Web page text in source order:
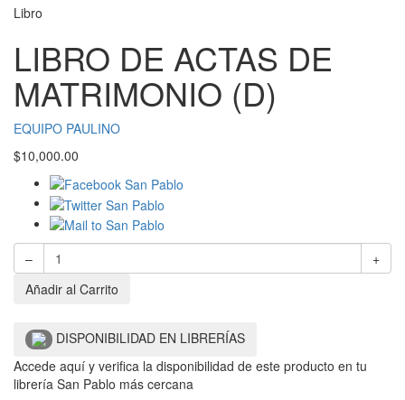
Libro
LIBRO DE ACTAS DE
MATRIMONIO (D)
EQUIPO PAULINO
$10,000.00
–
+
Añadir al Carrito
DISPONIBILIDAD EN LIBRERÍAS
Accede aquí y verifica la disponibilidad de este producto en tu
librería San Pablo más cercana